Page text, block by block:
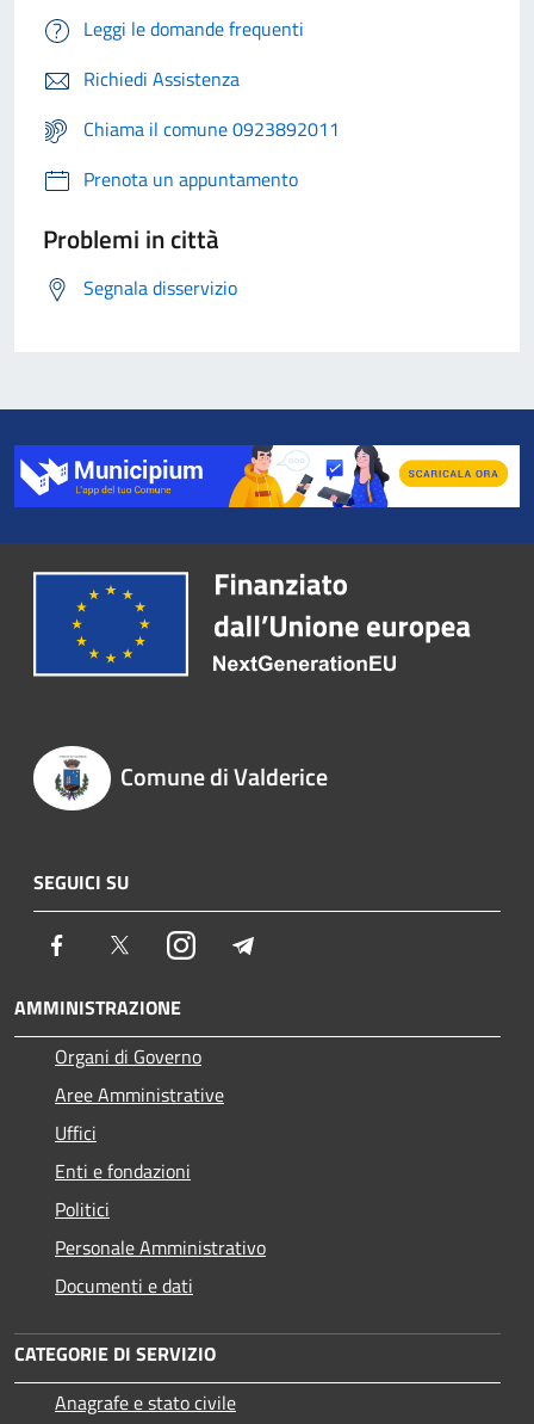
Leggi le domande frequenti
Richiedi Assistenza
Chiama il comune 0923892011
Prenota un appuntamento
Problemi in città
Segnala disservizio
Comune di Valderice
SEGUICI SU
Facebook TwitterInstagram
AMMINISTRAZIONE
Organi di Governo
Aree Amministrative
Uffici
Enti e fondazioni
Politici
Personale Amministrativo
Documenti e dati
CATEGORIE DI SERVIZIO
Anagrafe e stato civile